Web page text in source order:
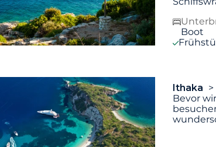
Boot
Ithaka
Bevor